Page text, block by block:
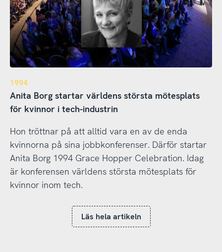
1994
Anita Borg startar världens största mötesplats
för kvinnor i tech-industrin
Hon tröttnar på att alltid vara en av de enda
kvinnorna på sina jobbkonferenser. Därför startar
Anita Borg 1994 Grace Hopper Celebration. Idag
är konferensen världens största mötesplats för
kvinnor inom tech.
Läs hela artikeln